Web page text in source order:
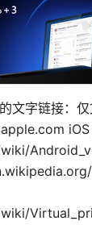
文字链接：仅